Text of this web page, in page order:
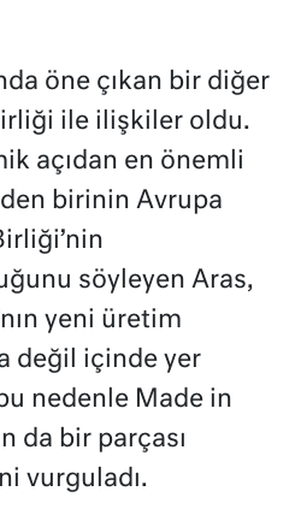
öne çıkan bir diğer
ile ilişkiler oldu.
açıdan en önemli
birinin Avrupa
söyleyen Aras,
yeni üretim
değil içinde yer
nedenle Made in
da bir parçası
vurguladı.